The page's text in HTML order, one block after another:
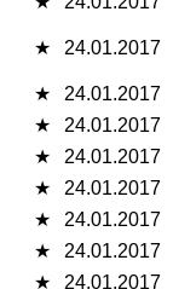
★ 24.01.2017
★
24.01.2017
★
24.01.2017
★
24.01.2017
★
24.01.2017
★
24.01.2017
★
24.01.2017
★
24.01.2017